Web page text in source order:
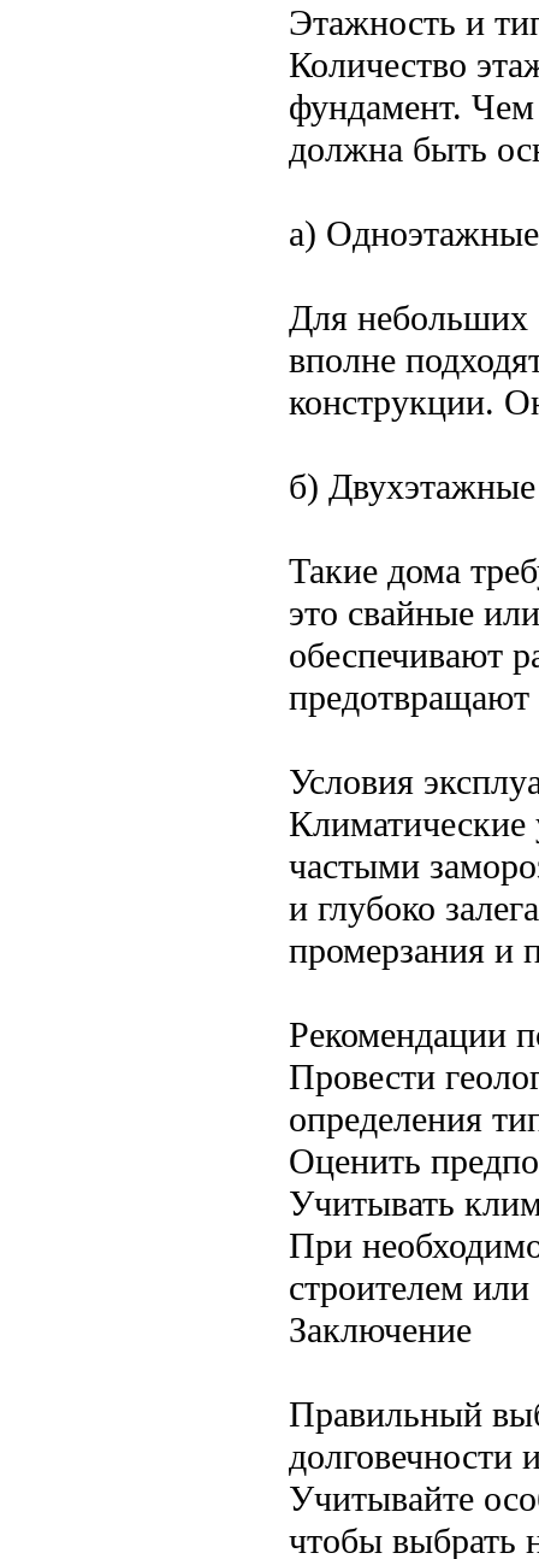
Этажность и
Количество
фундамент.
должна быть
а)
Для небольших
вполне
конструкции.
б)
Такие дома
это свайные
обеспечивают
Условия
частыми
и глубоко
промерзания и
Рекомендации
Провести
определения
Оценить
Учитывать
При
строителем или
Заключение
Правильный
долговечности
Учитывайте
чтобы выбрать